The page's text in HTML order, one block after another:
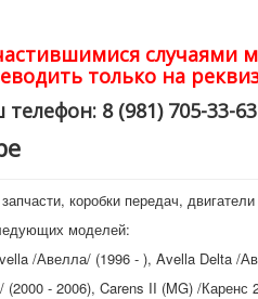
случаями
только на
телефон: 8 (981) 705-33-
коробки передач,
моделей:
/Авелла/ (1996 - ), Avella Delta /
(2000 - 2006), Carens II (MG) /Каренс